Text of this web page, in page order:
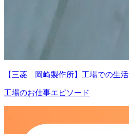
【三菱 岡崎製作所】工場での生活
工場のお仕事エピソード